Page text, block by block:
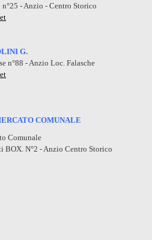
- Anzio - Centro Storico
G.
n°88 - Anzio Loc. Falasche
COMUNALE
Comunale
BOX. N°2 - Anzio Centro Storico